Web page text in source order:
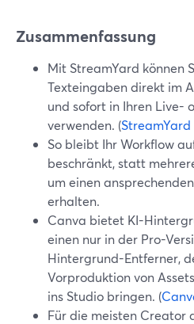
Zusammenfassung
Mit StreamYard können
Texteingaben direkt im
und sofort in Ihren Live-
verwenden. (
So bleibt Ihr Workflow
beschränkt, statt
um einen
erhalten.
Canva bietet KI-
einen nur in der Pro-
Hintergrund-Entferner,
Vorproduktion von
ins Studio bringen. (
Für die meisten Creator